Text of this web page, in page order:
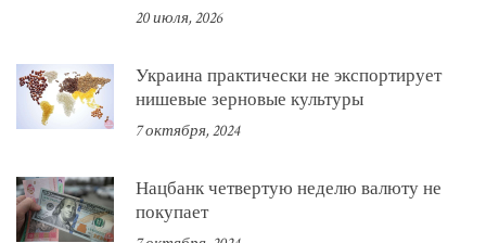
20 июля, 2026
Украина практически не экспортирует
нишевые зерновые культуры
7 октября, 2024
Нацбанк четвертую неделю валюту не
покупает